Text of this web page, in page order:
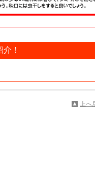
！
上へ